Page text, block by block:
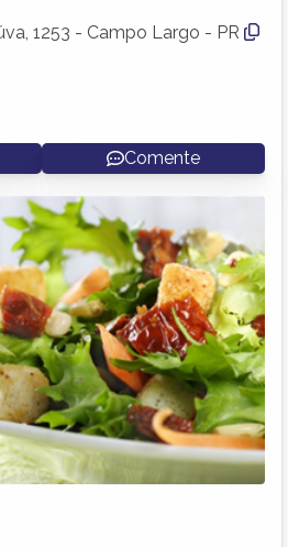
1253 - Campo Largo - PR
Comente